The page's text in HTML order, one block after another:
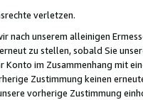
verletzen.
nach unserem alleinigen
zu stellen, sobald Sie
Konto im Zusammenhang mit
Zustimmung keinen
vorherige Zustimmung